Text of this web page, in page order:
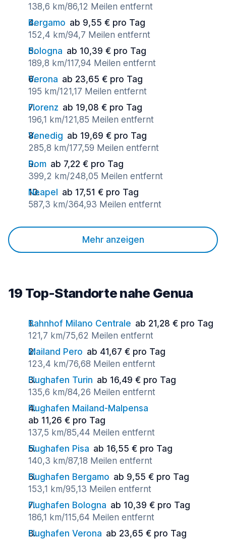
138,6 km/86,12 Meilen entfernt
Bergamo ab 9,55 € pro Tag
152,4 km/94,7 Meilen entfernt
Bologna ab 10,39 € pro Tag
189,8 km/117,94 Meilen entfernt
Verona ab 23,65 € pro Tag
195 km/121,17 Meilen entfernt
Florenz ab 19,08 € pro Tag
196,1 km/121,85 Meilen entfernt
Venedig ab 19,69 € pro Tag
285,8 km/177,59 Meilen entfernt
Rom ab 7,22 € pro Tag
399,2 km/248,05 Meilen entfernt
Neapel
ab 17,51 € pro Tag
587,3 km/364,93 Meilen entfernt
Mehr anzeigen
19 Top-Standorte nahe Genua
Bahnhof Milano Centrale ab 21,28 € pro Tag
121,7 km/75,62 Meilen entfernt
Mailand Pero ab 41,67 € pro Tag
123,4 km/76,68 Meilen entfernt
Flughafen Turin ab 16,49 € pro Tag
135,6 km/84,26 Meilen entfernt
Flughafen Mailand-Malpensa
ab 11,26 € pro Tag
137,5 km/85,44 Meilen entfernt
Flughafen Pisa ab 16,55 € pro Tag
140,3 km/87,18 Meilen entfernt
Flughafen Bergamo ab 9,55 € pro Tag
153,1 km/95,13 Meilen entfernt
Flughafen Bologna ab 10,39 € pro Tag
186,1 km/115,64 Meilen entfernt
Flughafen Verona ab 23,65 € pro Tag